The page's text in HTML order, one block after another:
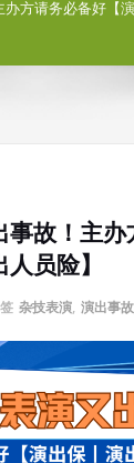
方请务必备好【
事故！主
员险】
杂技表演, 演出事故